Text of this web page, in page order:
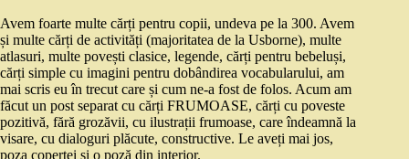
Avem foarte multe cărți pentru copii, undeva pe la 300. Avem
și multe cărți de activități (majoritatea de la Usborne), multe
atlasuri, multe povești clasice, legende, cărți pentru bebeluși,
cărți simple cu imagini pentru dobândirea vocabularului, am
mai scris eu în trecut care și cum ne-a fost de folos. Acum am
făcut un post separat cu cărți FRUMOASE, cărți cu poveste
pozitivă, fără grozăvii, cu ilustrații frumoase, care îndeamnă la
visare, cu dialoguri plăcute, constructive. Le aveți mai jos,
poza copertei și o poză din interior.